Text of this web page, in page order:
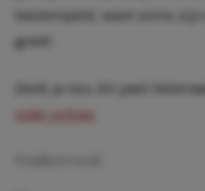
bestempeld, want soms zijn
goed!
Denk je nou dit past
rode jurkjes